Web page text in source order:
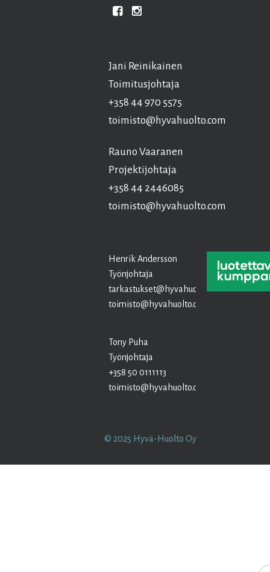
Jani Reinikainen
Toimitusjohtaja
+358 44 970 5575
toimisto@hyvahuolto.com
Rauno Vaaranen
Projektijohtaja
+358 44 2446085
toimisto@hyvahuolto.com
Henrik Andersson
Työnjohtaja
tarkastukset@hyvahuolto.com
toimisto@hyvahuolto.com
Tony Puha
Työnjohtaja
+358 50 0111113
toimisto@hyvahuolto.com
© 2025 Hyvä-Huolto Oy